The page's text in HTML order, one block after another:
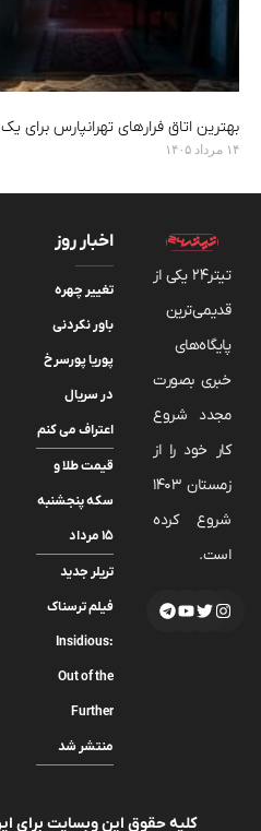
بهترین اتاق فرارهای تهرانپارس برای
۱۴ مرداد ۱۴۰۵
تیتر24 یکی از
قدیمی‌ترین
پایگاه‌های
خبری بصورت
مجدد شروع
کار خود را از
زمستان 1403
شروع کرده
است.
اخبار روز
تغییر چهره
باور نکردنی
پوریا پورسرخ
در سریال
اعتراف می کنم
قیمت طلا و
سکه پنجشنبه
۱۵ مرداد
تریلر جدید
فیلم ترسناک
Insidious:
Out of the
Further
منتشر شد
کلیه حقوق این وبسایت برای